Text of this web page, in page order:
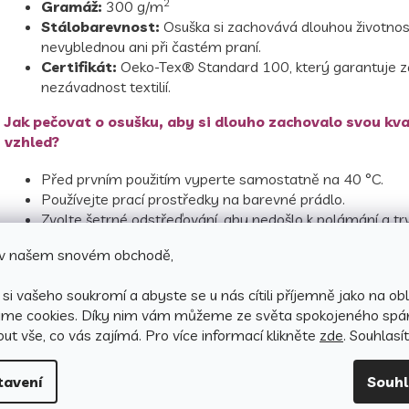
našem snovém obchodě,
vašeho soukromí a abyste se u nás cítili příjemně jako na
cookies. Díky nim vám můžeme ze světa spokojeného
vše, co vás zajímá. Pro více informací klikněte zde.
Gramáž: 300 g/m
Stálobarevnost: Osuška si zachovává dlouhou
nevyblednou ani při častém praní.
Certifikát: Oeko-Tex® Standard 100, který garantuje
nezávadnost textilií.
Jak pečovat o osušku, aby si dlouho zachovalo svou
vzhled?
Před prvním použitím vyperte samostatně na 40 °C.
Používejte prací prostředky na barevné prádlo.
Zvolte šetrné odstřeďování, aby nedošlo k polámání a
Můžete sušit v sušičce.
omezit savost tkaniny.
Perte podle symbolů uvedených na obale.
Fotografie je pouze ilustrativní. Barevné odstíny obrázků se